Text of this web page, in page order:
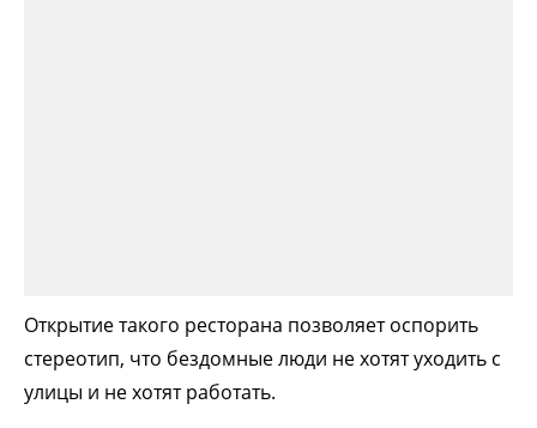
Открытие такого ресторана позволяет оспорить
стереотип, что бездомные люди не хотят уходить с
улицы и не хотят работать.